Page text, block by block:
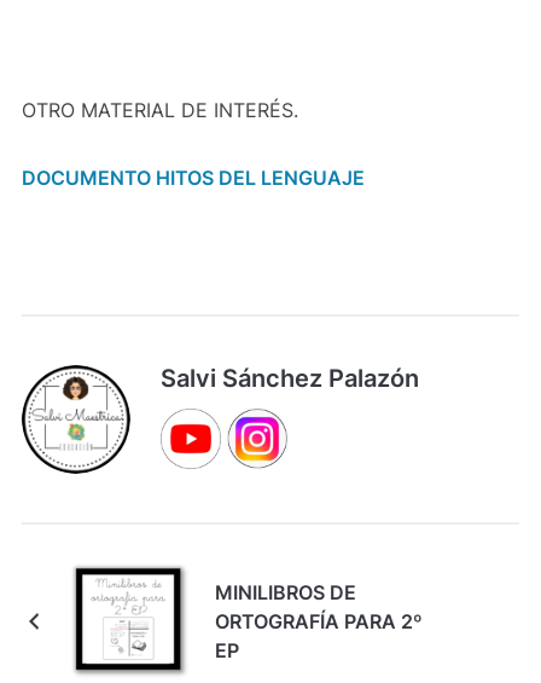
OTRO MATERIAL DE INTERÉS.
DOCUMENTO HITOS DEL LENGUAJE
Salvi Sánchez Palazón
MINILIBROS DE
ORTOGRAFÍA PARA 2º
EP